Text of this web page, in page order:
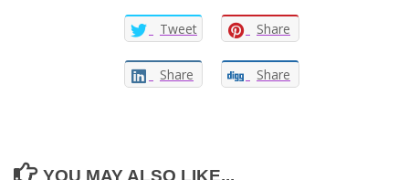
Tweet Share
Share Share